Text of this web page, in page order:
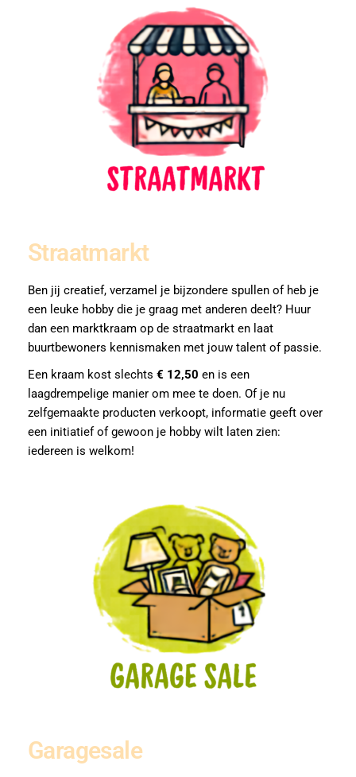
Straatmarkt
Ben jij creatief, verzamel je bijzondere spullen of heb je
een leuke hobby die je graag met anderen deelt? Huur
dan een marktkraam op de straatmarkt en laat
buurtbewoners kennismaken met jouw talent of passie.
Een kraam kost slechts € 12,50 en is een
laagdrempelige manier om mee te doen. Of je nu
zelfgemaakte producten verkoopt, informatie geeft over
een initiatief of gewoon je hobby wilt laten zien:
iedereen is welkom!
Garagesale